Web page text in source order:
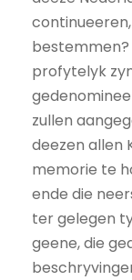
bestemmen?
profytelyk
zullen
deezen allen
memorie te
ende die
ter gelegen
geene, die